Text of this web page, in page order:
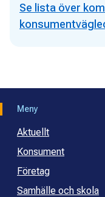
Se lista över
Meny
Aktuellt
Konsument
Företag
Samhälle och skola